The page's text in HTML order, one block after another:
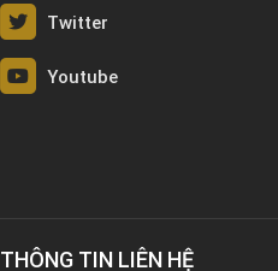
Twitter
Youtube
THÔNG TIN LIÊN HỆ